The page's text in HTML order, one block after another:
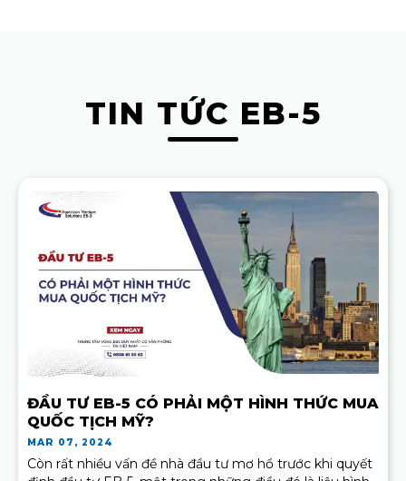
TIN TỨC EB-5
ĐẦU TƯ EB-5 CÓ PHẢI MỘT HÌNH THỨC MUA
QUỐC TỊCH MỸ?
MAR 07, 2024
Còn rất nhiều vấn đề nhà đầu tư mơ hồ trước khi quyết